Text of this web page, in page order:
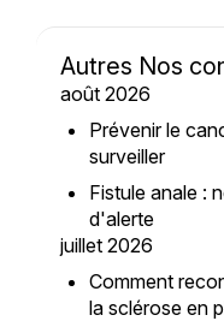
Autres Nos
août 2026
Prévenir le
surveiller
Fistule anale :
d'alerte
juillet 2026
Comment
la sclérose en